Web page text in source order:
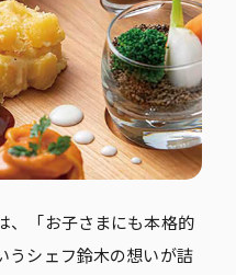
、「お子さまにも本格的
うシェフ鈴木の想いが詰